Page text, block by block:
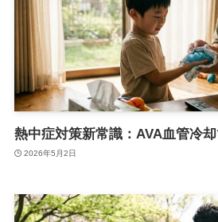
熱中症対策新常識：AVA血管冷
2026年5月2日